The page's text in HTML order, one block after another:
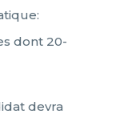
dont 20-
devra